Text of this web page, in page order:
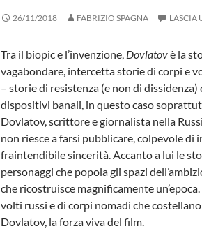
26/11/2018 FABRIZIO SPAGNA LASCIA
Tra il biopic e l’invenzione, Dovlatovè la
vagabondare, intercetta storie di corpi e
– storie di resistenza (e non di
dispositivi banali, in questo caso
Dovlatov, scrittore e giornalista nella
non riesce a farsi pubblicare, colpevole
fraintendibile sincerità. Accanto a lui le
personaggi che popola gli spazi
che ricostruisce magnificamente
volti russi e di corpi nomadi che
Dovlatov, la forza viva del film.